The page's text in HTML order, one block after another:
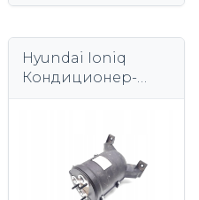
Hyundai Ioniq
Кондиционер-